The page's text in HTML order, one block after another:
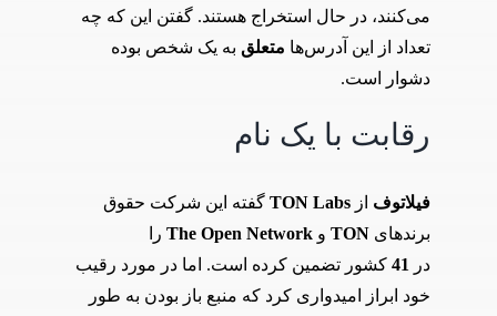
می‌کنند، در حال استخراج هستند. گفتن این که چه
تعداد از این آدرس‌ها متعلق به یک شخص بوده
دشوار است.
رقابت با یک نام
فیلاتوف از TON Labsگفته این شرکت حقوق
برند‌های TONو The Open Networkرا
در
41کشور تضمین کرده است. اما در مورد رقیب
خود ابراز امیدواری کرد که منبع باز بودن به طور